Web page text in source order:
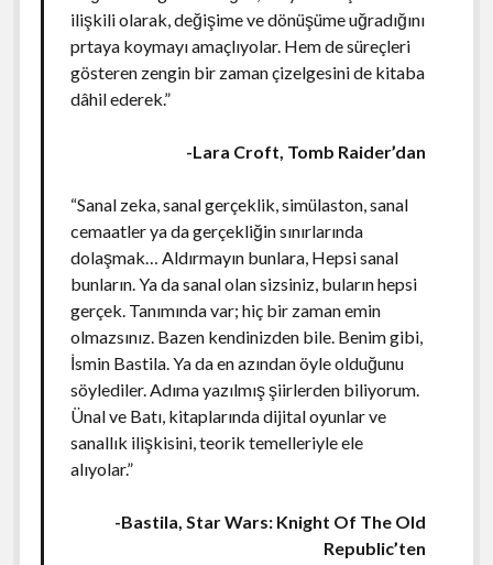
ilişkili olarak, değişime ve dönüşüme uğradığını
prtaya koymayı amaçlıyolar. Hem de süreçleri
gösteren zengin bir zaman çizelgesini de kitaba
dâhil ederek.”
-Lara Croft, Tomb Raider’dan
“Sanal zeka, sanal gerçeklik, simülaston, sanal
cemaatler ya da gerçekliğin sınırlarında
dolaşmak… Aldırmayın bunlara, Hepsi sanal
bunların. Ya da sanal olan sizsiniz, buların hepsi
gerçek. Tanımında var; hiç bir zaman emin
olmazsınız. Bazen kendinizden bile. Benim gibi,
İsmin Bastila. Ya da en azından öyle olduğunu
söylediler. Adıma yazılmış şiirlerden biliyorum.
Ünal ve Batı, kitaplarında dijital oyunlar ve
sanallık ilişkisini, teorik temelleriyle ele
alıyolar.”
-Bastila, Star Wars: Knight Of The Old
Republic’ten